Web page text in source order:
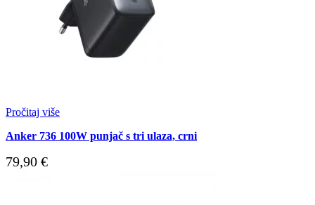
Pročitaj više
Anker 736 100W punjač s tri ulaza, crni
79,90 €